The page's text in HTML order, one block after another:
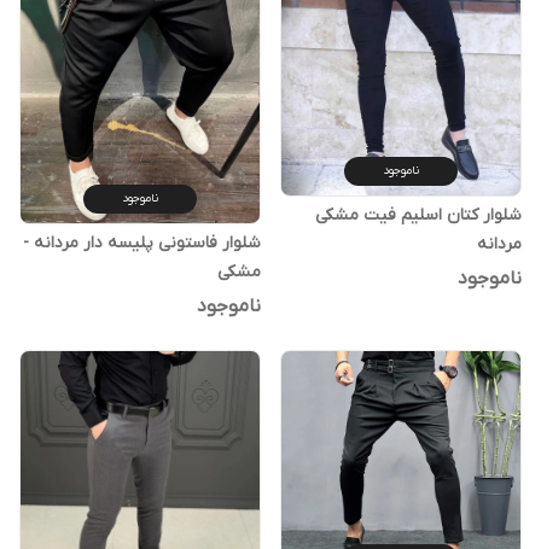
ناموجود
شلوار کتان اسلیم فیت مشکی
مردانه
ناموجود
ناموجود
شلوار فاستونی پلیسه دار مردانه -
مشکی
ناموجود